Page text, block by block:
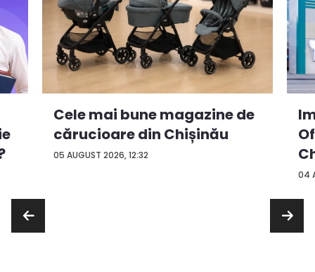
05 AUGUST 2026, 12:32
Cele mai bune magazine de
cărucioare din Chișinău
04